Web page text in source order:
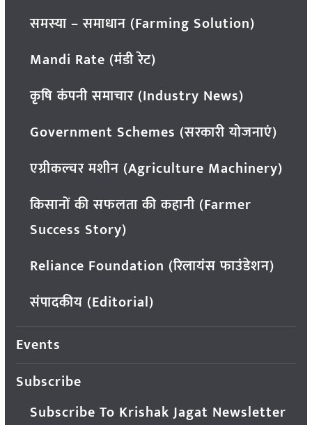
समस्या – समाधान (Farming Solution)
Mandi Rate (मंडी रेट)
कृषि कंपनी समाचार (Industry News)
Government Schemes (सरकारी योजनाएं)
एग्रीकल्चर मशीन (Agriculture Machinery)
किसानों की सफलता की कहानी (Farmer
Success Story)
Reliance Foundation (रिलायंस फाउंडेशन)
संपादकीय (Editorial)
Events
Subscribe
Subscribe To Krishak Jagat Newsletter